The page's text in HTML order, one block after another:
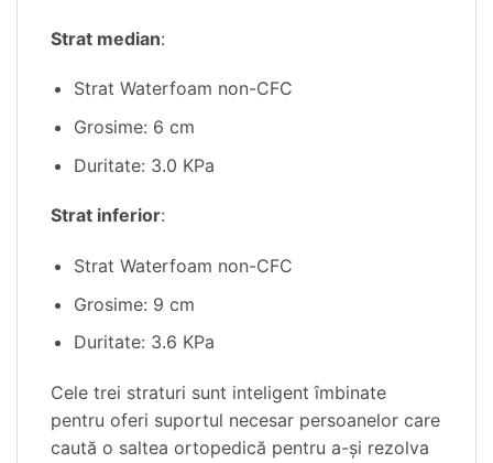
Strat median:
Strat Waterfoam non-CFC
Grosime: 6 cm
Duritate: 3.0 KPa
Strat inferior:
Strat Waterfoam non-CFC
Grosime: 9 cm
Duritate: 3.6 KPa
Cele trei straturi sunt inteligent îmbinate
pentru oferi suportul necesar persoanelor care
caută o saltea ortopedică pentru a-și rezolva